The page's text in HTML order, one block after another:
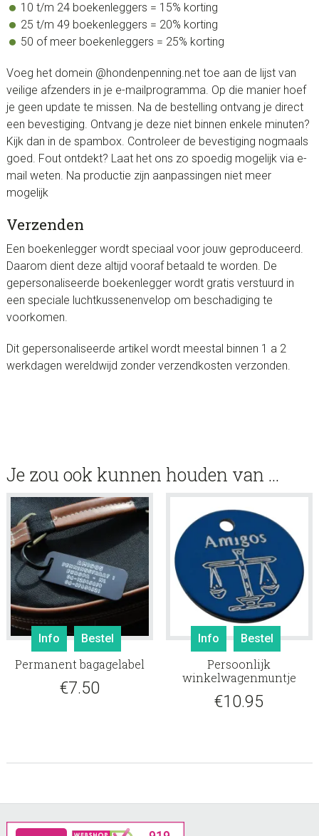
10 t/m 24 boekenleggers = 15% korting
25 t/m 49 boekenleggers = 20% korting
50 of meer boekenleggers = 25% korting
Voeg het domein @hondenpenning.net toe aan de lijst van
veilige afzenders in je e-mailprogramma. Op die manier hoef
je geen update te missen. Na de bestelling ontvang je direct
een bevestiging. Ontvang je deze niet binnen enkele minuten?
Kijk dan in de spambox. Controleer de bevestiging nogmaals
goed. Fout ontdekt? Laat het ons zo spoedig mogelijk via e-
mail weten. Na productie zijn aanpassingen niet meer
mogelijk
Verzenden
Een boekenlegger wordt speciaal voor jouw geproduceerd.
Daarom dient deze altijd vooraf betaald te worden. De
gepersonaliseerde boekenlegger wordt gratis verstuurd in
een speciale luchtkussenenvelop om beschadiging te
voorkomen.
Dit gepersonaliseerde artikel wordt meestal binnen 1 a 2
werkdagen wereldwijd zonder verzendkosten verzonden.
Je zou ook kunnen houden van …
Info Bestel
Permanent bagagelabel
€7.50
Info Bestel
Persoonlijk
winkelwagenmuntje
€10.95
Footer